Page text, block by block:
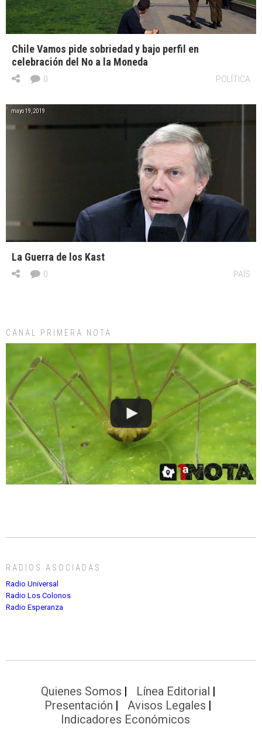
Chile Vamos pide sobriedad y bajo perfil en
celebración del No a la Moneda
POLÍTICA
0
mayo 19, 2019
La Guerra de los Kast
PAÍS
0
CANAL PRIMERA NOTA
RADIOS ASOCIADAS
Radio Universal
Radio Los Colonos
Radio Esperanza
Quienes Somos
Línea Editorial
Presentación
Avisos Legales
Indicadores Económicos